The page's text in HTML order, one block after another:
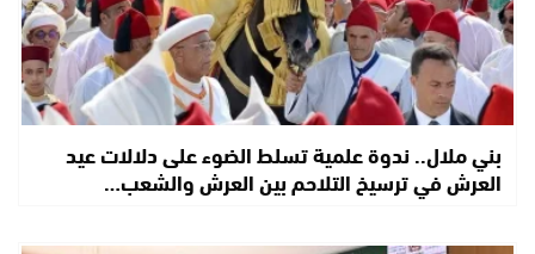
بني ملال.. ندوة علمية تسلط الضوء على دلالات عيد
العرش في ترسيخ التلاحم بين العرش والشعب…